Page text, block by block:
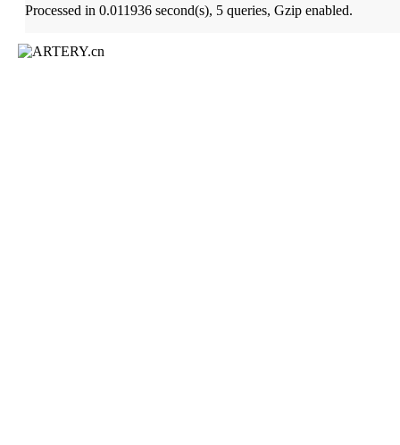
Processed in 0.011936 second(s), 5 queries, Gzip enabled.